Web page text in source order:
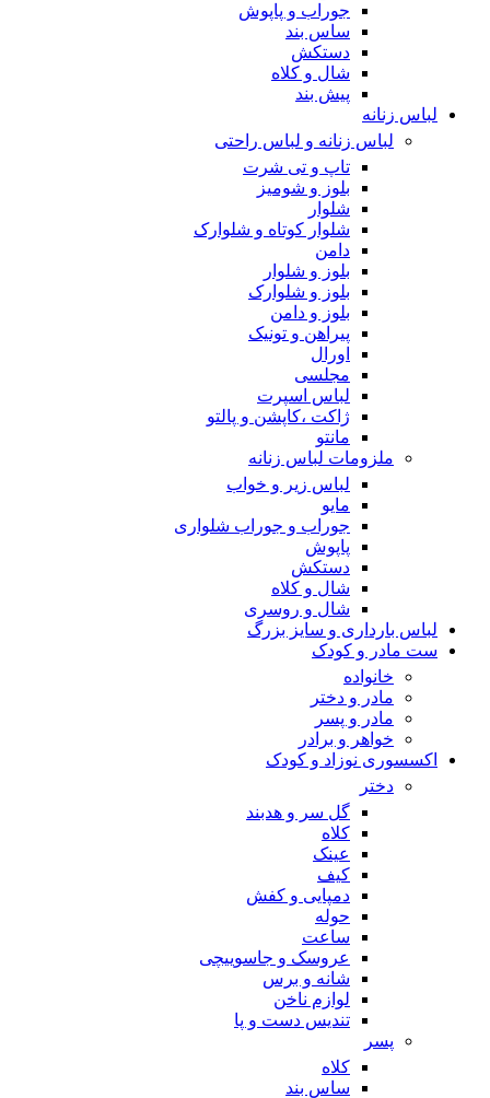
جوراب و پاپوش
ساس بند
دستکش
شال و کلاه
پیش بند
لباس زنانه
لباس زنانه و لباس راحتی
تاپ و تی شرت
بلوز و شومیز
شلوار
شلوار کوتاه و شلوارک
دامن
بلوز و شلوار
بلوز و شلوارک
بلوز و دامن
پیراهن و تونیک
اورال
مجلسی
لباس اسپرت
ژاکت ،کاپشن و پالتو
مانتو
ملزومات لباس زنانه
لباس زیر و خواب
مایو
جوراب و جوراب شلواری
پاپوش
دستکش
شال و کلاه
شال و روسری
لباس بارداری و سایز بزرگ
ست مادر و کودک
خانواده
مادر و دختر
مادر و پسر
خواهر و برادر
اکسسوری نوزاد و کودک
دختر
گل سر و هدبند
کلاه
عینک
کیف
دمپایی و کفش
حوله
ساعت
عروسک و جاسوییچی
شانه و برس
لوازم ناخن
تندیس دست و پا
پسر
کلاه
ساس بند